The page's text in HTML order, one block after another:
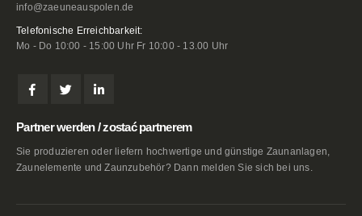
info@zaeuneauspolen.de
Telefonische Erreichbarkeit:
Mo - Do 10:00 - 15:00 Uhr Fr 10:00 - 13.00 Uhr
Partner werden / zostać partnerem
Sie produzieren oder liefern hochwertige und günstige Zaunanlagen,
Zaunelemente und Zaunzubehör? Dann melden Sie sich bei uns.